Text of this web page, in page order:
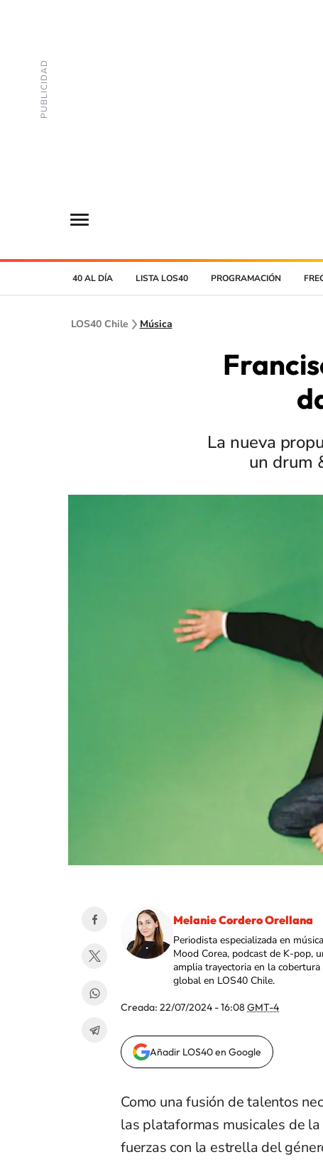
40 AL DÍA LISTA LOS40 PROGRAMACIÓN
LOS40 Chile Música
La nueva
un drum
Melanie Cordero Orellana
Periodista especializada en
Mood Corea, podcast de K-pop,
amplia trayectoria en la
global en LOS40 Chile.
Creada: 22/07/2024 - 16:08 GMT-4
Añadir LOS40 en Google
Como una fusión de talentos
las plataformas musicales de la
fuerzas con la estrella del